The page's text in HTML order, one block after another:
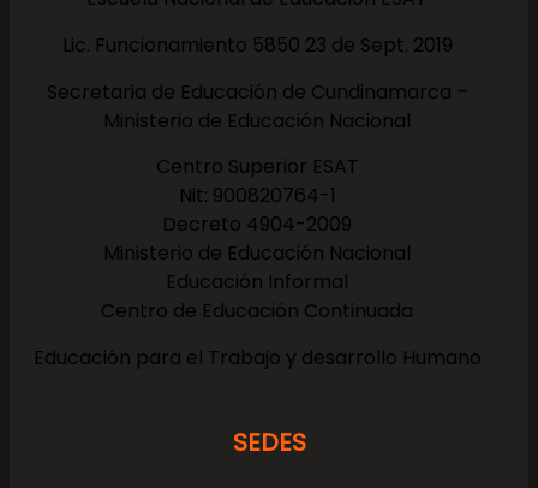
Lic. Funcionamiento 5850 23 de Sept. 2019
Secretaria de Educación de Cundinamarca –
Ministerio de Educación Nacional
Centro Superior ESAT
Nit: 900820764-1
Decreto 4904-2009
Ministerio de Educación Nacional
Educación Informal
Centro de Educación Continuada
Educación para el Trabajo y desarrollo Humano
SEDES